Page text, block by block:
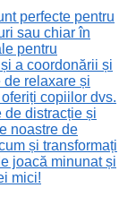
perfecte pentru
sau chiar în
pentru
a coordonării și
relaxare și
copiilor dvs.
de distracție și
noastre de
și transformați
joacă minunat și
mici!